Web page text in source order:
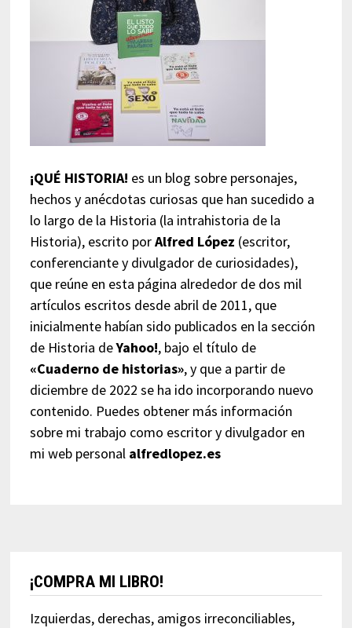
¡QUÉ HISTORIA! es un blog sobre personajes,
hechos y anécdotas curiosas que han sucedido a
lo largo de la Historia (la intrahistoria de la
Historia), escrito porAlfred López (escritor,
conferenciante y divulgador de curiosidades),
que reúne en esta página alrededor de dos mil
artículos escritos desde abril de 2011, que
inicialmente habían sido publicados en la sección
de Historia deYahoo!, bajo el título de
«Cuaderno de historias», y que a partir de
diciembre de 2022 se ha ido incorporando nuevo
contenido. Puedes obtener más información
sobre mi trabajo como escritor y divulgador en
mi web personal alfredlopez.es
¡COMPRA MI LIBRO!
Izquierdas, derechas, amigos irreconciliables,